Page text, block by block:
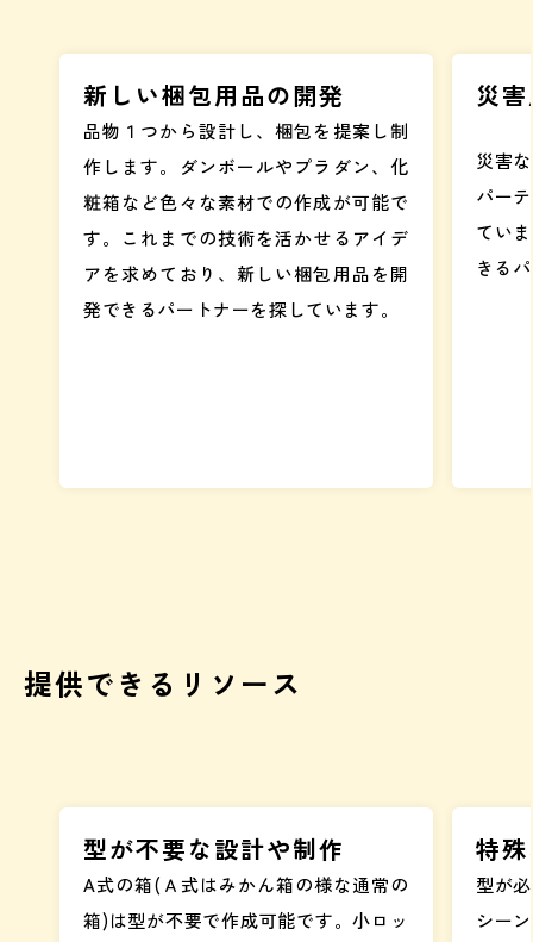
新しい梱包用品の開発
品物１つから設計し、梱包を提案し制
作します。ダンボールやプラダン、化
粧箱など色々な素材での作成が可能で
す。これまでの技術を活かせるアイデ
アを求めており、新しい梱包用品を開
発できるパートナーを探しています。
災
災害
パー
てい
きる
提供できるリソース
型が不要な設計や制作
A式の箱(Ａ式はみかん箱の様な通常の
箱)は型が不要で作成可能です。小ロッ
特
型が
シー